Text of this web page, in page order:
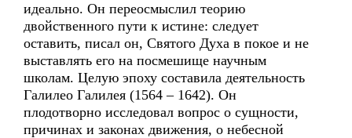
идеально. Он переосмыслил теорию
двойственного пути к истине: следует
оставить, писал он, Святого Духа в покое и не
выставлять его на посмешище научным
школам. Целую эпоху составила деятельность
Галилео Галилея (1564 – 1642). Он
плодотворно исследовал вопрос о сущности,
причинах и законах движения, о небесной